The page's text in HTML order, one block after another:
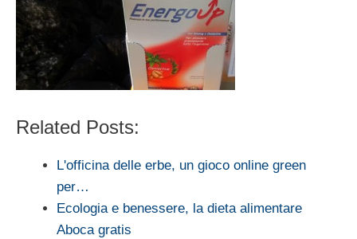
Related Posts:
L'officina delle erbe, un gioco online green
per…
Ecologia e benessere, la dieta alimentare
Aboca gratis